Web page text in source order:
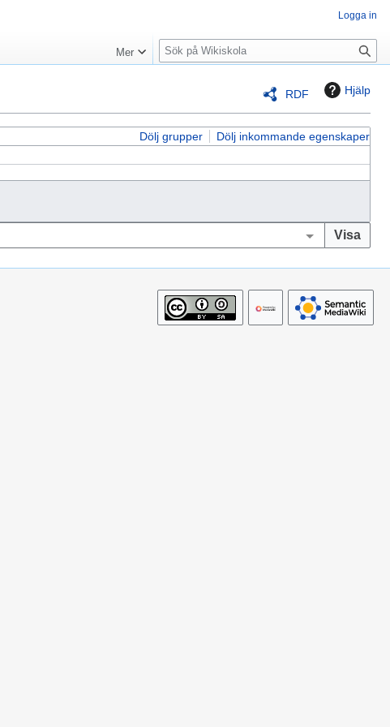
RDF Hjälp
Dölj grupper
Dölj inkommande egenskaper
Logga in
Mer
S
ö